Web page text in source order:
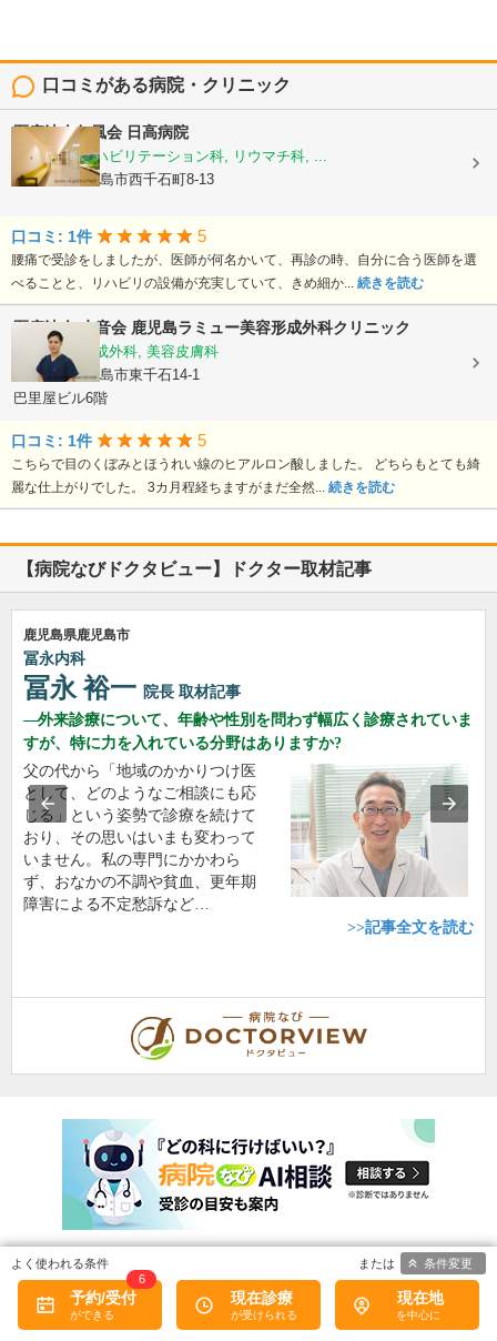
口コミがある病院・クリニック
医療法人仁風会 日高病院
整形外科, リハビリテーション科, リウマチ科, ...
鹿児島県鹿児島市西千石町8-13
口コミ: 1件 5
腰痛で受診をしましたが、医師が何名かいて、再診の時、自分に合う医師を選
べることと、リハビリの設備が充実していて、きめ細か... 続きを読む
医療法人 水音会 鹿児島ラミュー美容形成外科クリニック
美容外科, 形成外科, 美容皮膚科
鹿児島県鹿児島市東千石14-1
巴里屋ビル6階
口コミ: 1件 5
こちらで目のくぼみとほうれい線のヒアルロン酸しました。 どちらもとても綺
麗な仕上がりでした。 3カ月程経ちますがまだ全然... 続きを読む
【病院なびドクタビュー】ドクター取材記事
鹿児島県鹿児島市
冨永内科
冨永 裕一 院長 取材記事
外来診療について、年齢や性別を問わず幅広く診療されていま
すが、特に力を入れている分野はありますか?
父の代から「地域のかかりつけ医
として、どのようなご相談にも応
じる」という姿勢で診療を続けて
おり、その思いはいまも変わって
いません。私の専門にかかわら
ず、おなかの不調や貧血、更年期
障害による不定愁訴など…
>>記事全文を読む
予約/受付
6
現在診療 現在地
条件変更